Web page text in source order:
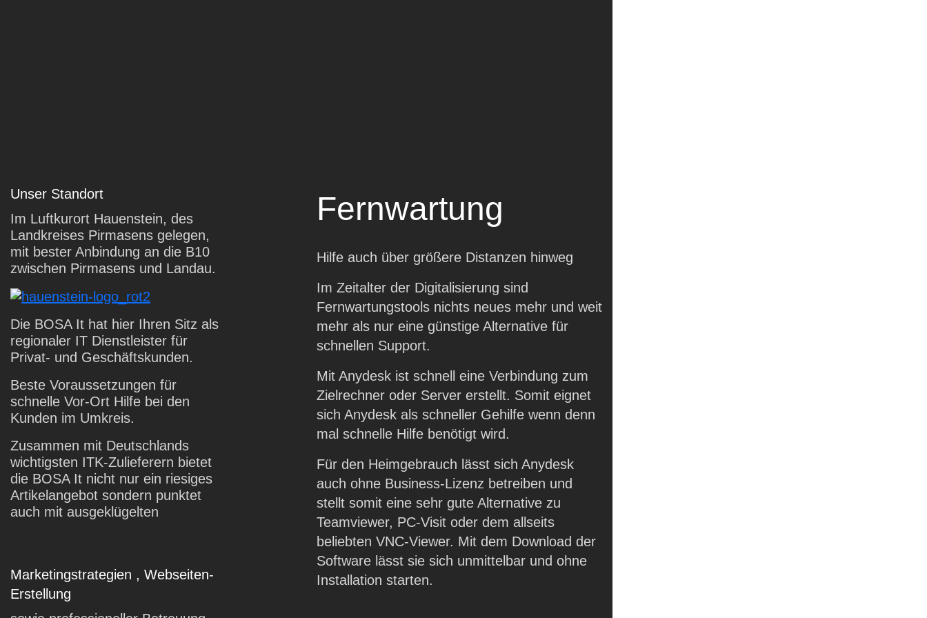
Unser Standort
Im Luftkurort Hauenstein, des
Landkreises Pirmasens gelegen,
mit bester Anbindung an die B10
zwischen Pirmasens und Landau.
Die BOSA It hat hier Ihren Sitz als
regionaler IT Dienstleister für
Privat- und Geschäftskunden.
Beste Voraussetzungen für
schnelle Vor-Ort Hilfe bei den
Kunden im Umkreis.
Zusammen mit Deutschlands
wichtigsten ITK-Zulieferern bietet
die BOSA It nicht nur ein riesiges
Artikelangebot sondern punktet
auch mit ausgeklügelten
Marketingstrategien , Webseiten-
Erstellung
Fernwartung
Hilfe auch über größere Distanzen hinweg
Im Zeitalter der Digitalisierung sind
Fernwartungstools nichts neues mehr und weit
mehr als nur eine günstige Alternative für
schnellen Support.
Mit Anydesk ist schnell eine Verbindung zum
Zielrechner oder Server erstellt. Somit eignet
sich Anydesk als schneller Gehilfe wenn denn
mal schnelle Hilfe benötigt wird.
Für den Heimgebrauch lässt sich Anydesk
auch ohne Business-Lizenz betreiben und
stellt somit eine sehr gute Alternative zu
Teamviewer, PC-Visit oder dem allseits
beliebten VNC-Viewer. Mit dem Download der
Software lässt sie sich unmittelbar und ohne
Installation starten.